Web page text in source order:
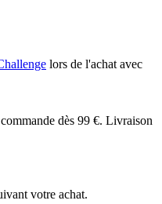
lors de l'achat avec
dès 99 €. Livraison
votre achat.